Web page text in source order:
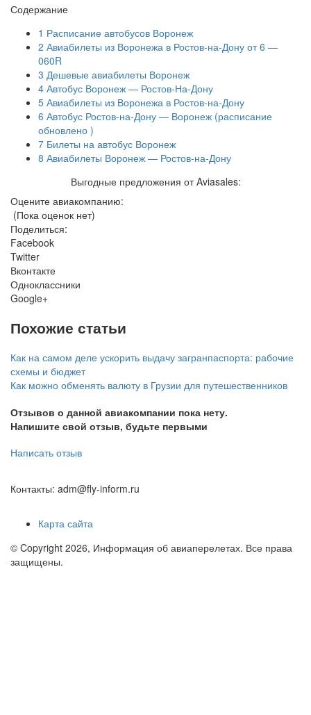
Содержание
1 Расписание автобусов Воронеж
2 Авиабилеты из Воронежа в Ростов-на-Дону от 6 —
060R
3 Дешевые авиабилеты Воронеж
4 Автобус Воронеж — Ростов-На-Дону
5 Авиабилеты из Воронежа в Ростов-на-Дону
6 Автобус Ростов-на-Дону — Воронеж (расписание
обновлено )
7 Билеты на автобус Воронеж
8 Авиабилеты Воронеж — Ростов-на-Дону
Выгодные предложения от Aviasales:
Оцените авиакомпанию:
(Пока оценок нет)
Поделиться:
Facebook
Twitter
Вконтакте
Одноклассники
Google+
Похожие статьи
Как на самом деле ускорить выдачу загранпаспорта: рабочие
схемы и бюджет
Как можно обменять валюту в Грузии для путешественников
Отзывов о данной авиакомпании пока нету.
Напишите свой отзыв, будьте первыми
Написать отзыв
Контакты: adm@fly-inform.ru
Карта сайта
© Copyright 2026, Информация об авиаперелетах. Все права
защищены.